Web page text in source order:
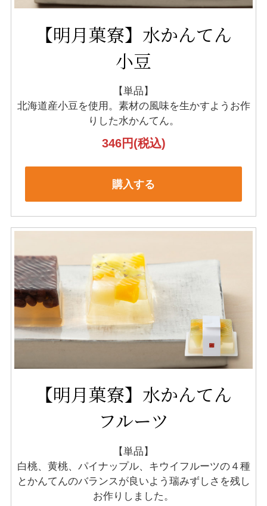
【明月菓寮】水かんてん
小豆
【単品】
北海道産小豆を使用。 素材の風味を生かすようお作
りした水かんてん。
346円(税込)
購入する
【明月菓寮】水かんてん
フルーツ
【単品】
白桃、黄桃、パイナップル、キウイフルーツの４種
と かんてんのバランスが良いよう瑞みずしさを残し
お作りしました。